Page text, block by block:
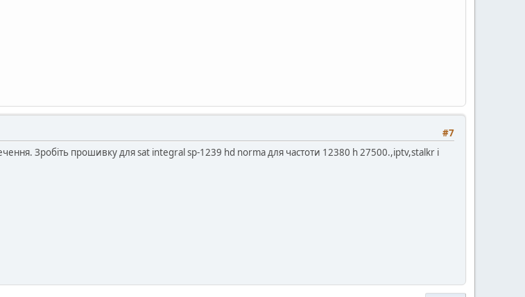
#7
Зробіть прошивку для sat integral sp-1239 hd norma для частоти 12380 h 27500.,iptv,stalkr і